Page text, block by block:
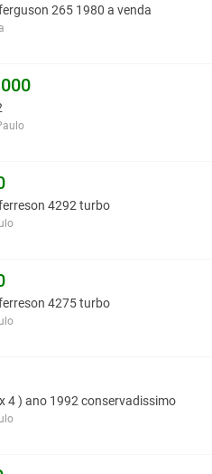
265 1980 a venda
4292 turbo
4275 turbo
4 ) ano 1992 conservadissimo